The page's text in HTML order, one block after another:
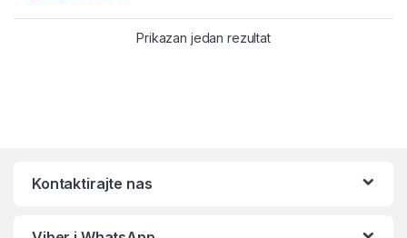
Prikazan jedan rezultat
Kontaktirajte nas